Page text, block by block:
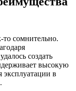
то сомнительно.
создать
высокую
эксплуатации в